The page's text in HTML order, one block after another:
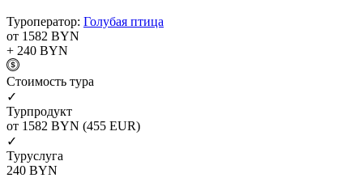
Туроператор: Голубая птица
от 1582 BYN
+ 240 BYN
Cтоимость тура
✓
Турпродукт
от 1582 BYN (455 EUR)
✓
Туруслуга
240 BYN